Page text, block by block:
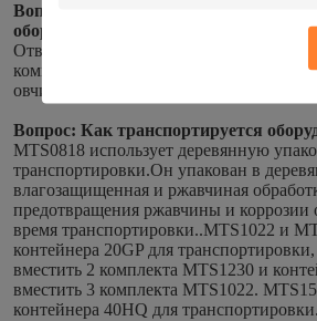
Вопрос: Какие материалы могут
оборудованием?
Ответ: Наш мобильный барабанный
компост, верхний слой почвы, песок,
овчины навоза и т.д.
Вопрос: Как транспортируется
MTS0818 использует деревянную
транспортировки.Он упакован в
влагозащищенная и ржавчиная
предотвращения ржавчины и коррозии
время транспортировки..MTS1022 и
контейнера 20GP для
вместить 2 комплекта MTS1230 и
вместить 3 комплекта MTS1022.
контейнера 40HQ для транспортировки.